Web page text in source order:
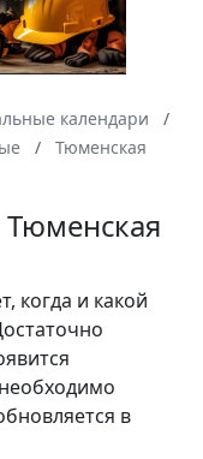
календари
Тюменская
когда и какой
в